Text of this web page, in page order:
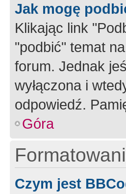
Jak mogę
Klikając link
"podbić" temat
forum. Jednak
wyłączona i
odpowiedź.
Góra
Czym jest